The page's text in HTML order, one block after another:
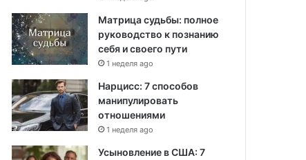
Матрица судьбы: полное
руководство к познанию
себя и своего пути
1 неделя ago
Нарцисс: 7 способов
манипулировать
отношениями
1 неделя ago
Усыновление в США: 7